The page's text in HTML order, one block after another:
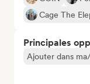
Cage The
Principales
Ajouter dans